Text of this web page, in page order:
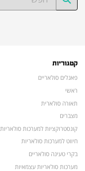
קטגוריות
פאנלים סולאריים
ראשי
תאורה סולארית
מצברים
קונסטרוקציות למערכות סולאריות
חיווט למערכות סולאריות
בקרי טעינה סולאריים
מערכות סולאריות עצמאיות